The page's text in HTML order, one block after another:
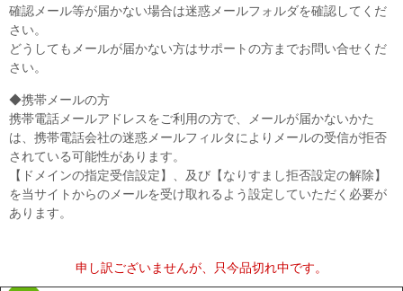
確認メール等が届かない場合は迷惑メールフォルダを確認してくだ
さい。
どうしてもメールが届かない方はサポートの方までお問い合せくだ
さい。
◆携帯メールの方
携帯電話メールアドレスをご利用の方で、メールが届かないかた
は、携帯電話会社の迷惑メールフィルタによりメールの受信が拒否
されている可能性があります。
【ドメインの指定受信設定】、及び【なりすまし拒否設定の解除】
を当サイトからのメールを受け取れるよう設定していただく必要が
あります。
申し訳ございませんが、只今品切れ中です。